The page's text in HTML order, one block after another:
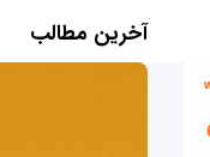
آخرین مطالب